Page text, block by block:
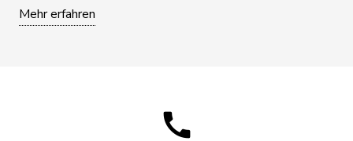
aus professioneller Hand überzeugende Corporate
Kommunikationsmittel von der Masse abzuheben und
Mehr erfahren
call